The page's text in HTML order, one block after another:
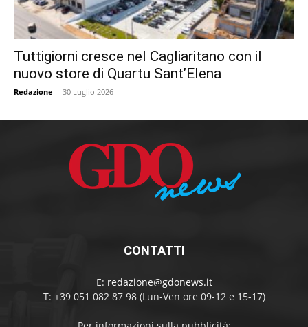
Tuttigiorni cresce nel Cagliaritano con il
nuovo store di Quartu Sant’Elena
Redazione - 30 Luglio 2026
CONTATTI
E: redazione@gdonews.it
T: +39 051 082 87 98 (Lun-Ven ore 09-12 e 15-17)